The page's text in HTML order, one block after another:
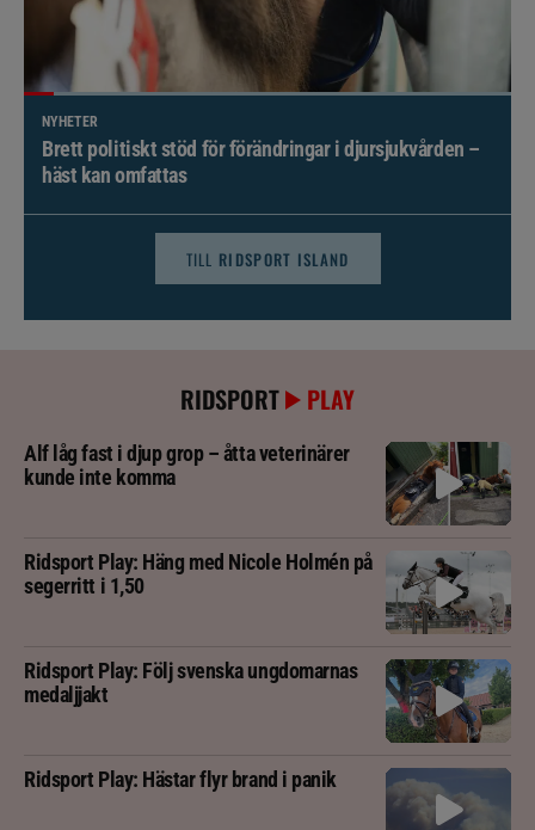
NYHETER
Brett politiskt stöd för förändringar i djursjukvården –
häst kan omfattas
TILL RIDSPORT ISLAND
RIDSPORT PLAY
Alf låg fast i djup grop – åtta veterinärer
kunde inte komma
Ridsport Play: Häng med Nicole Holmén på
segerritt i 1,50
Ridsport Play: Följ svenska ungdomarnas
medaljjakt
Ridsport Play: Hästar flyr brand i panik